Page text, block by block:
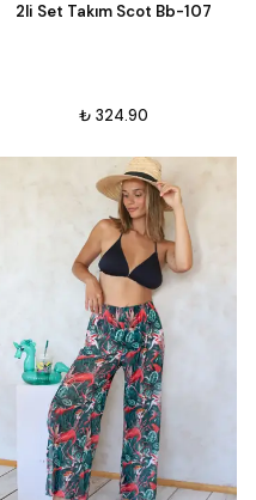
2li Set Takım Scot Bb-107
₺ 324.90